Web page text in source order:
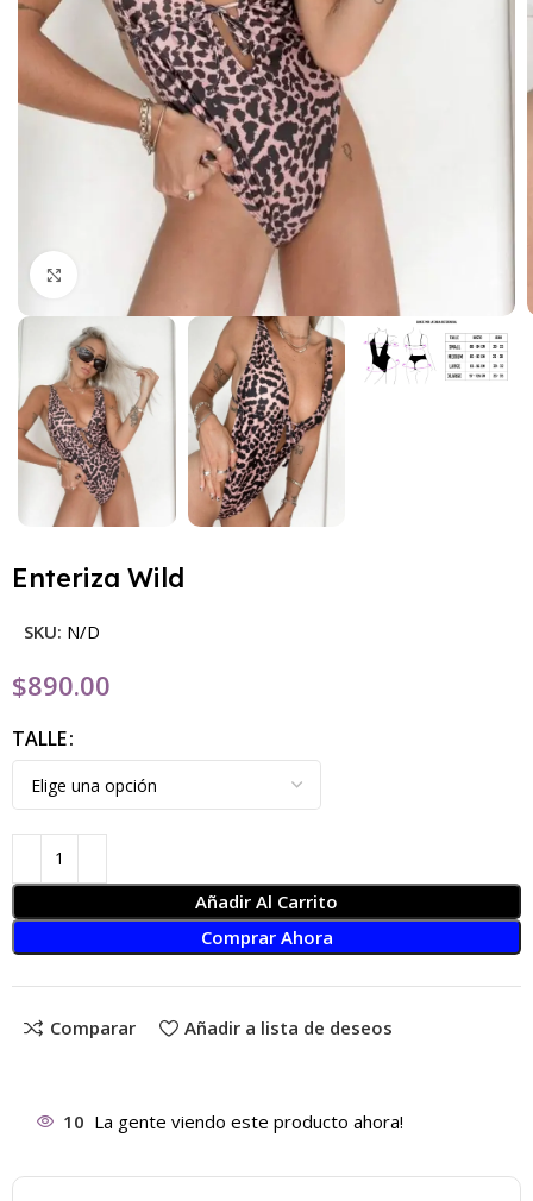
Haga Click para agrandar
Enteriza Wild
SKU: N/D
$890.00
TALLE
Añadir Al Carrito
Comprar Ahora
Comparar Añadir a lista de deseos
10 La gente viendo este producto ahora!